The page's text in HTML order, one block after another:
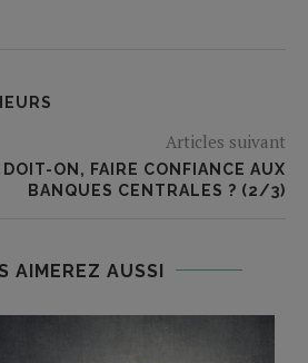
Articles suivant
ON, FAIRE CONFIANCE AUX
BANQUES CENTRALES ? (2/3)
AIMEREZ AUSSI